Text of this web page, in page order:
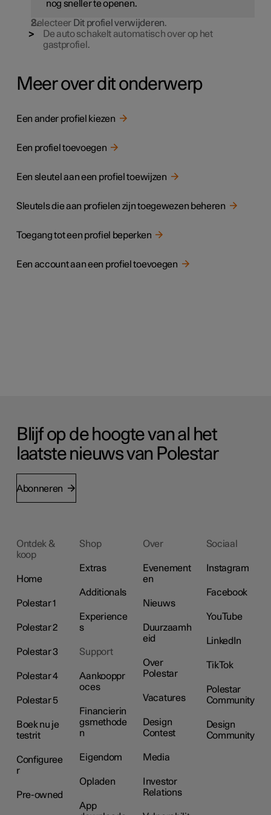
nog sneller te openen.
Selecteer Dit profiel verwijderen.
De auto schakelt automatisch over op het
gastprofiel.
Meer over dit onderwerp
Een ander profiel kiezen
Een profiel toevoegen
Een sleutel aan een profiel toewijzen
Sleutels die aan profielen zijn toegewezen beheren
Toegang tot een profiel beperken
Een account aan een profiel toevoegen
Blijf op de hoogte van al het
laatste nieuws van Polestar
Abonneren
Ontdek &
koop
Home
Polestar 1
Polestar 2
Polestar 3
Polestar 4
Polestar 5
Boek nu je
testrit
Configuree
r
Pre-owned
Shop
Extras
Additionals
Experience
s
Support
Aankooppr
oces
Financierin
gsmethode
n
Eigendom
Opladen
App
Over
Evenement
en
Nieuws
Duurzaamh
eid
Over
Polestar
Vacatures
Design
Contest
Media
Investor
Relations
Sociaal
Instagram
Facebook
YouTube
LinkedIn
TikTok
Polestar
Community
Design
Community